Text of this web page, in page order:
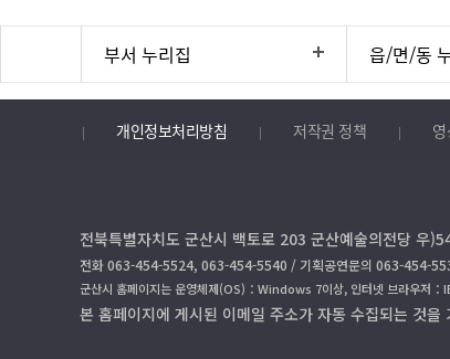
부서 누리집 읍/면/동
개인정보처리방침 저작권 정책
전북특별자치도 군산시 백토로 203 군산예술의전당 우
전화 063-454-5524, 063-454-5540 / 기획공연문의 063-454-
군산시 홈페이지는 운영체제(OS)：Windows 7이상, 인터넷 브라우저：
본 홈페이지에 게시된 이메일 주소가 자동 수집되는 것